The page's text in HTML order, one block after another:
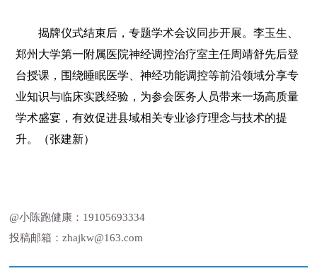
揭牌仪式结束后，专题学术会议同步开展。李玉生、
郑州大学第一附属医院神经调控治疗室主任周靖舒先后登
台授课，围绕睡眠医学、神经功能调控等前沿领域分享专
业知识与临床实践经验，为参会医务人员带来一场高质量
学术盛宴，有效促进县域相关专业诊疗理念与技术的提
升。（张建新）
@小陈跑健康：19105693334
投稿邮箱：zhajkw@163.com